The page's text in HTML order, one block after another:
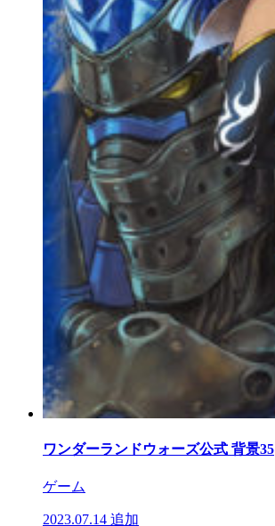
ワンダーランドウォーズ公式 背景35
ゲーム
2023.07.14 追加